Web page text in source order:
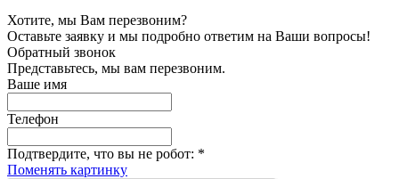
Хотите, мы Вам перезвоним?
Оставьте заявку и мы подробно ответим на Ваши вопросы!
Обратный звонок
Представьтесь, мы вам перезвоним.
Ваше имя
Телефон
Подтвердите, что вы не робот: *
Поменять картинку